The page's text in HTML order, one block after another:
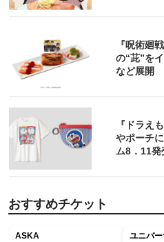
『呪術廻
の“茈”を
など展開
『ドラえ
やポーチ
ム8．11発
おすすめチケット
ASKA
ユニバー